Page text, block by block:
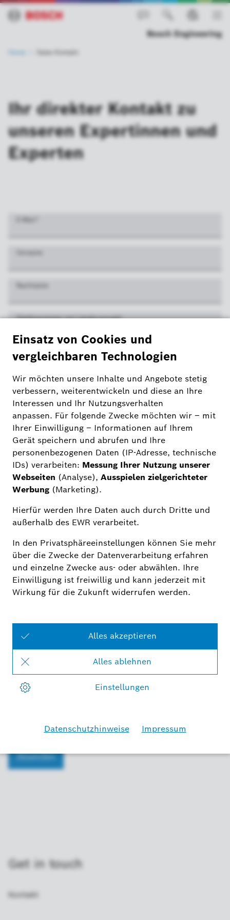
Bosch Engineering
Ihr direkter Kontakt zu
unseren Expertinnen und
Experten
Telefonnummer mit Ländervorwahl
Ihre direkte Ansprechpartnerin / Ihr direkter Ansprechpartner
Ihr Anliegen*
freut sich über Ihre Anfrage und wird sich mit Ihnen
zeitnah in Verbindung setzen.
Datenschutz *
Ja, ich habe dieDatenschutzerklärung gelesen
und bin damit einverstanden, dass die Robert
Bosch GmbH die von mir angegebenen
Informationen verwenden, um mich per Email
über Produkte und Aktionen zu informieren.
Meine Einwilligung kann jederzeit mit Wirkung
für die Zukunft widerrufen werden.
* Bitte füllen Sie die Pflichtfelder aus.
Get in touch
Kontakt